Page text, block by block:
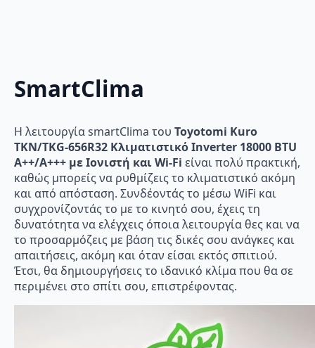
SmartClima
Η λειτουργία smartClima του Toyotomi Kuro
TKN/TKG-656R32 Κλιματιστικό Inverter 18000 BTU
A++/A+++ με Ιονιστή και Wi-Fi είναι πολύ πρακτική,
καθώς μπορείς να ρυθμίζεις το κλιματιστικό ακόμη
και από απόσταση. Συνδέοντάς το μέσω WiFi και
συγχρονίζοντάς το με το κινητό σου, έχεις τη
δυνατότητα να ελέγχεις όποια λειτουργία θες και να
το προσαρμόζεις με βάση τις δικές σου ανάγκες και
απαιτήσεις, ακόμη και όταν είσαι εκτός σπιτιού.
Έτσι, θα δημιουργήσεις το ιδανικό κλίμα που θα σε
περιμένει στο σπίτι σου, επιστρέφοντας.